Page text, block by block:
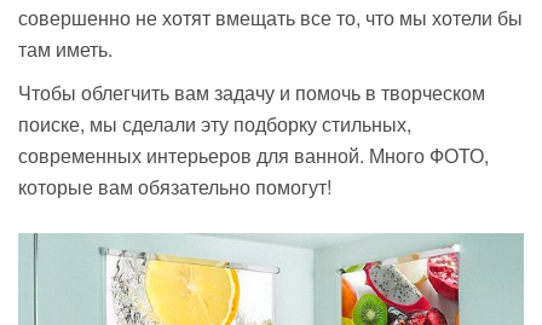
совершенно не хотят вмещать все то, что мы хотели бы
там иметь.
Чтобы облегчить вам задачу и помочь в творческом
поиске, мы сделали эту подборку стильных,
современных интерьеров для ванной. Много ФОТО,
которые вам обязательно помогут!